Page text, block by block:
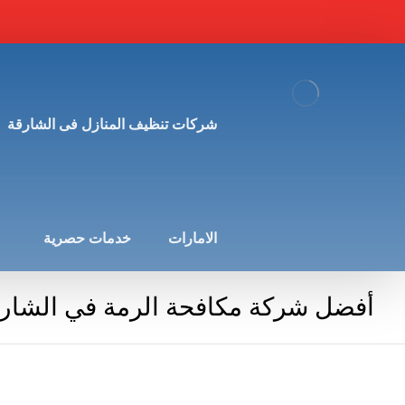
شركات تنظيف المنازل فى الشارقة
الامارات خدمات حصرية
أفضل شركة مكافحة الرمة في الشارقة :